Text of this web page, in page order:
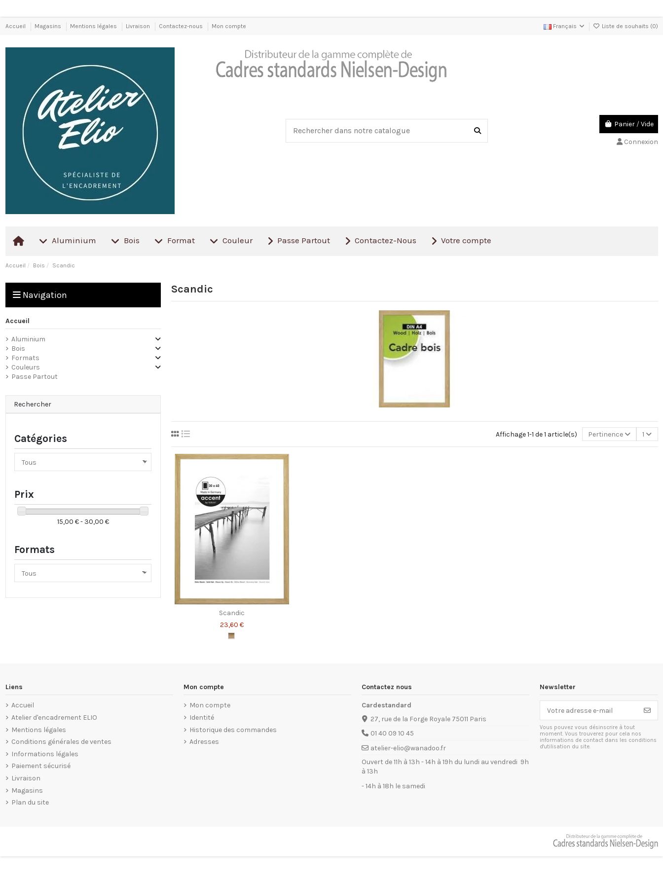
Accueil Magasins Mentions légales Livraison Contactez-nous Mon compte Français Liste de souhaits (0)
Panier /Vide
Connexion
Aluminium Bois Format Couleur Passe Partout Contactez-Nous Votre compte
Accueil Bois Scandic
Scandic
Affichage 1-1 de 1 article(s) Pertinence 1
Scandic
23,60 €
Navigation
Accueil
Aluminium
Bois
Formats
Couleurs
Passe Partout
Rechercher
Catégories
Prix
15,00 € - 30,00 €
Formats
Liens
Accueil
Atelier d'encadrement ELIO
Mentions légales
Conditions générales de ventes
Informations légales
Paiement sécurisé
Livraison
Magasins
Plan du site
Mon compte
Mon compte
Identité
Historique des commandes
Adresses
Contactez nous
Cardestandard
27, rue de la Forge Royale 75011 Paris
01 40 09 10 45
atelier-elio@wanadoo.fr
Ouvert de 11h à 13h - 14h à 19h du lundi au vendredi 9h
à 13h
- 14h à 18h le samedi
Newsletter
Vous pouvez vous désinscrire à tout
moment. Vous trouverez pour cela nos
informations de contact dans les conditions
d'utilisation du site.